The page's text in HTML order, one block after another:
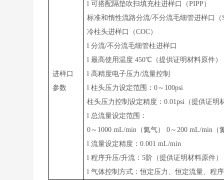
进样口
参数
l可搭配隔垫吹扫填充柱进样口（PIPP）
标准和惰性流路分流/不分流毛细管进样口（
冷柱头进样口（COC）
l分流/不分流毛细管柱进样口
l最高使用温度 450℃（提供证明材料原件）
l高精度电子压力/流量控制
l柱头压力设定范围：0～100psi
柱头压力控制设定精度：0.01psi（提供证明
l 总流量设定范围：
0～1000 mL/min（氦气） 0～200 mL/min（
l流量设定精度：0.001 mL/min
l程序升压/升流：5阶（提供证明材料原件）
l气体控制方式：恒定压力、恒定流量、程